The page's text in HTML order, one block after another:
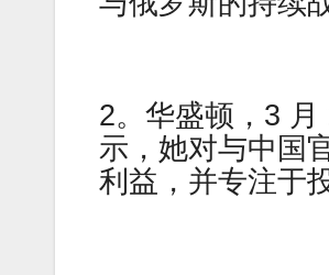
2。华盛顿，3 月
示，她对与中国
利益，并专注于